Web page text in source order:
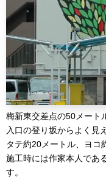
梅新東交差点の50メート
入口の登り坂からよく見
タテ約20メートル、ヨコ
施工時には作家本人であ
す。